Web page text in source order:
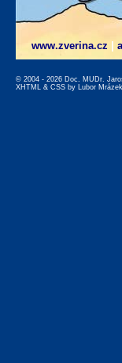
www.zverina.cz
© 2004 - 2026 Doc. MUDr.
XHTML & CSS by Lubor Mrázek